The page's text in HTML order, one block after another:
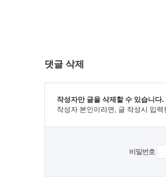
댓글 삭제
작성자만 글을 삭제할 수 있습니다.
작성자 본인이라면, 글 작성시 입
비밀번호